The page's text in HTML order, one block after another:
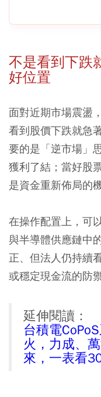
不是看到下跌
好位置
面對近期市場震盪
看到股價下跌就急
要的是「逆市場」
獲利了結；當好股
是資金重新佈局的機
在操作配置上，可
與半導體供應鏈中
正、但法人仍持續
或穩定現金流的防
延伸閱讀：
台積電
火，力成、
來，一表看